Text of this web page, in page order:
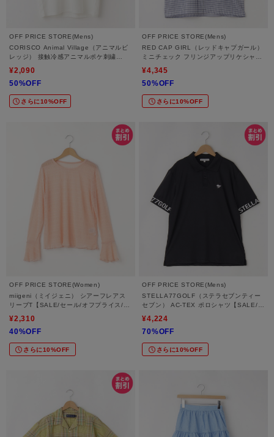
OFF PRICE STORE(Mens)
CORISCO Animal Village（アニマルビ
レッジ） 接触冷感アニマルポケ刺繍
ュアル/デイリー/トレンド/ユニセック
ス】
¥2,090
50%OFF
さらに10%OFF
OFF PRICE STORE(Mens)
RED CAP GIRL（レッドキャプガール）
ミニチェック フリンジアップリケシャツ
ル/デイリー/トレンド/ユニセックス】
¥4,345
50%OFF
さらに10%OFF
OFF PRICE STORE(Women)
miigeni（ミイジェニ） シアーフレアス
リーブT【SALE/セール/オフプライス/カ
ジュアル/デイリー/トレンド】
¥2,310
40%OFF
さらに10%OFF
OFF PRICE STORE(Mens)
STELLA77GOLF（ステラセブンティー
セブン） AC-TEX ポロシャツ【SALE/セ
ール/オフプライス/カジュアル/デイリー/
トレンド】
¥4,224
70%OFF
さらに10%OFF